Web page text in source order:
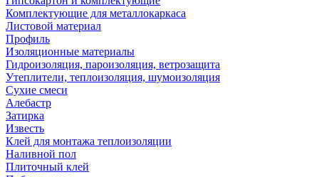
Комплектующие для металлокаркаса
Листовой материал
Профиль
Изоляционные материалы
Гидроизоляция, пароизоляция, ветрозащита
Утеплители, теплоизоляция, шумоизоляция
Сухие смеси
Алебастр
Затирка
Известь
Клей для монтажа теплоизоляции
Наливной пол
Плиточный клей